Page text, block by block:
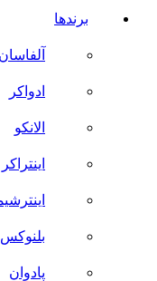
برندها
آلفاسان
ادواکر
الانکو
اینتراکر
بلنوکس
پادوان